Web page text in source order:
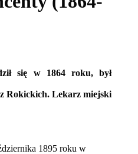
się w 1864 roku, był
Rokickich. Lekarz miejski
1895 roku w